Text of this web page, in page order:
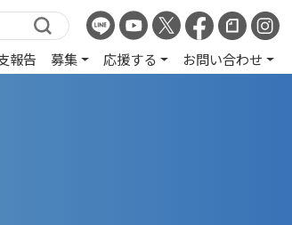
報告 募集 応援する お問い合わせ